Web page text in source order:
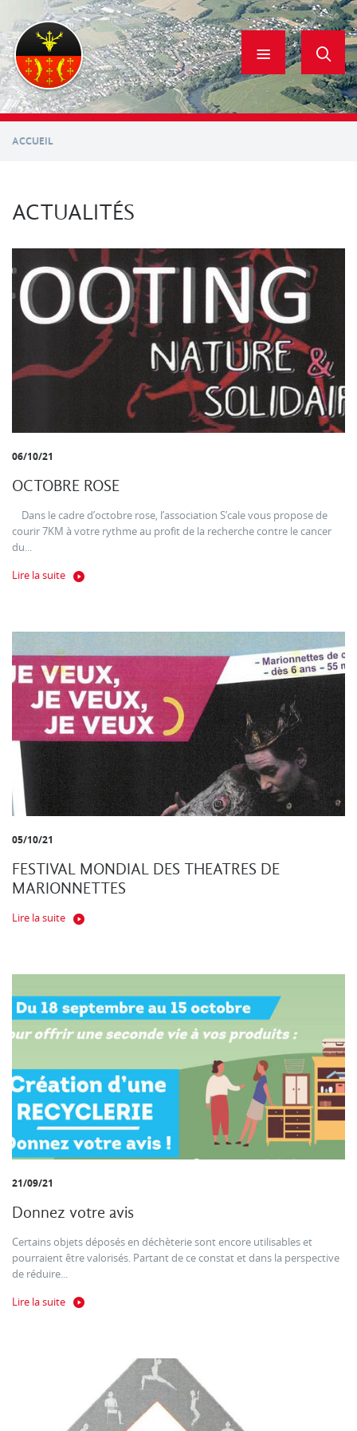
contenu
principal
ACCUEIL
ACTUALITÉS
06/10/21
OCTOBRE ROSE
Dans le cadre d’octobre rose, l’association S’cale vous propose de
courir 7KM à votre rythme au profit de la recherche contre le cancer
du...
Lire la suite
05/10/21
FESTIVAL MONDIAL DES THEATRES DE
MARIONNETTES
Lire la suite
21/09/21
Donnez votre avis
Certains objets déposés en déchèterie sont encore utilisables et
pourraient être valorisés. Partant de ce constat et dans la perspective
de réduire...
Lire la suite